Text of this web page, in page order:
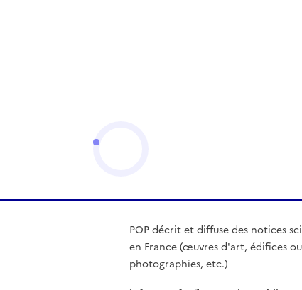
POP décrit et diffuse des notices
en France (œuvres d'art, édifices
photographies, etc.)